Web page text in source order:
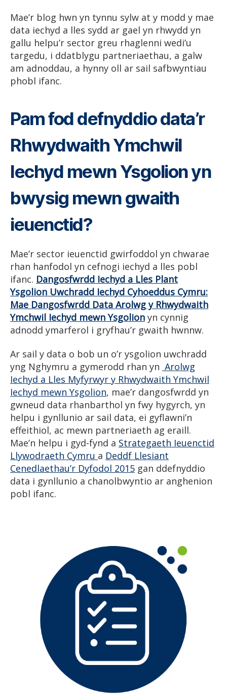
Mae’r blog hwn yn tynnu sylw at y modd y mae
data iechyd a lles sydd ar gael yn rhwydd yn
gallu helpu’r sector greu rhaglenni wedi’u
targedu, i ddatblygu partneriaethau, a galw
am adnoddau, a hynny oll ar sail safbwyntiau
phobl ifanc.
Pam fod defnyddio data’r
Rhwydwaith Ymchwil
Iechyd mewn Ysgolion yn
bwysig mewn gwaith
ieuenctid?
Mae’r sector ieuenctid gwirfoddol yn chwarae
rhan hanfodol yn cefnogi iechyd a lles pobl
ifanc. Dangosfwrdd Iechyd a Lles Plant
Ysgolion Uwchradd Iechyd Cyhoeddus Cymru:
Mae Dangosfwrdd Data Arolwg y Rhwydwaith
Ymchwil Iechyd mewn Ysgolion yn cynnig
adnodd ymarferol i gryfhau’r gwaith hwnnw.
Ar sail y data o bob un o’r ysgolion uwchradd
yng Nghymru a gymerodd rhan yn Arolwg
Iechyd a Lles Myfyrwyr y Rhwydwaith Ymchwil
Iechyd mewn Ysgolion, mae’r dangosfwrdd yn
gwneud data rhanbarthol yn fwy hygyrch, yn
helpu i gynllunio ar sail data, ei gyflawni’n
effeithiol, ac mewn partneriaeth ag eraill.
Mae’n helpu i gyd-fynd a Strategaeth Ieuenctid
Llywodraeth Cymru a Deddf Llesiant
Cenedlaethau’r Dyfodol 2015 gan ddefnyddio
data i gynllunio a chanolbwyntio ar anghenion
pobl ifanc.